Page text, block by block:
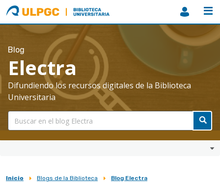
ULPGC
Biblioteca
ULPGC
Blog
Electra
Difundiendo los recursos digitales de la Biblioteca
Universitaria
Inicio Blogs de la Biblioteca Blog Electra